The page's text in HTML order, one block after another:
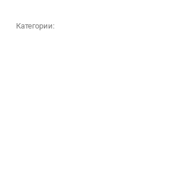
Категории: